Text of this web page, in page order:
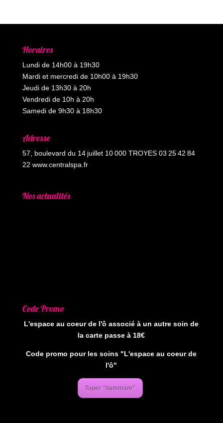
Horaires
Lundi de 14h00 à 19h30
Mardi et mercredi de 10h00 à 19h30
Jeudi de 13h30 à 20h
Vendredi de 10h à 20h
Samedi de 9h30 à 18h30
Adresse
57, boulevard du 14 juillet 10 000 TROYES 03 25 42 84
22 www.centralspa.fr
Nos actualités
Code Promo
L'espace au coeur de l'ô associé à un autre soin de
la carte passe à 18€
Code promo pour les soins "L'espace au coeur de
l'ô"
Taper "hammam"